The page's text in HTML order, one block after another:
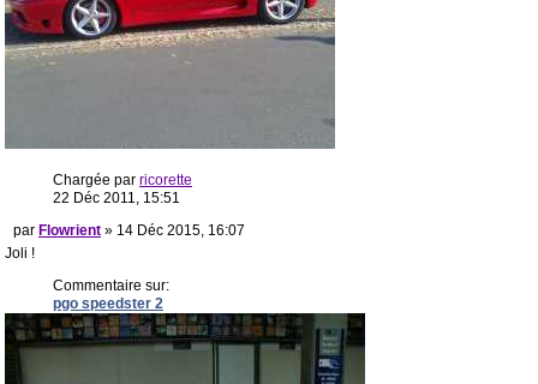
Chargée par ricorette
22 Déc 2011, 15:51
par Flowrient » 14 Déc 2015, 16:07
Joli !
Commentaire sur:
pgo speedster 2